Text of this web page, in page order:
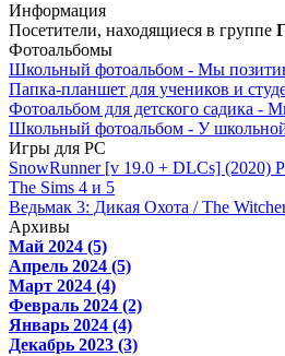
Информация
Посетители, находящиеся в группе
Фотоальбомы
Школьный фотоальбом - Мы
Папка-планшет для учеников и
Фотоальбом для детского садика -
Школьный фотоальбом - У
Игры для PC
SnowRunner [v 19.0 + DLCs] (2020)
The Sims 4 и 5
Ведьмак 3: Дикая Охота / The
Архивы
Май 2024 (5)
Апрель 2024 (5)
Март 2024 (4)
Февраль 2024 (2)
Январь 2024 (4)
Декабрь 2023 (3)